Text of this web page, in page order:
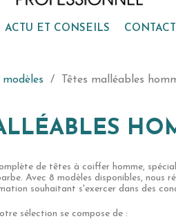
ACTU ET CONSEILS CONTACT
modèles Têtes malléables
de têtes à coiffer homme,
Avec 8 modèles disponibles, nous
souhaitant s'exercer dans des
sélection se compose de :